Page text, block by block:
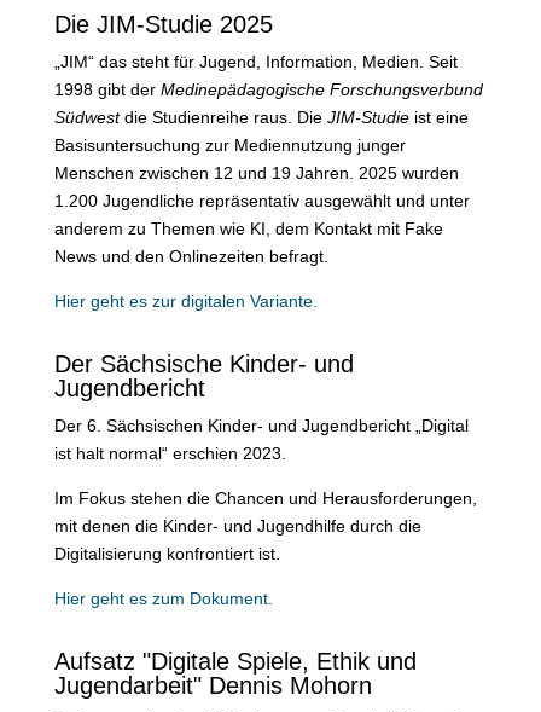
Die JIM-Studie 2025
„JIM“ das steht für Jugend, Information, Medien. Seit
1998 gibt der Medinepädagogische Forschungsverbund
Südwestdie Studienreihe raus. DieJIM-Studieist eine
Basisuntersuchung zur Mediennutzung junger
Menschen zwischen 12 und 19 Jahren. 2025 wurden
1.200 Jugendliche repräsentativ ausgewählt und unter
anderem zu Themen wie KI, dem Kontakt mit Fake
News und den Onlinezeiten befragt.
Hier geht es zur digitalen Variante.
Der Sächsische Kinder- und
Jugendbericht
Der 6. Sächsischen Kinder- und Jugendbericht „Digital
ist halt normal“ erschien 2023.
Im Fokus stehen die Chancen und Herausforderungen,
mit denen die Kinder- und Jugendhilfe durch die
Digitalisierung konfrontiert ist.
Hier geht es zum Dokument.
Aufsatz "Digitale Spiele, Ethik und
Jugendarbeit" Dennis Mohorn